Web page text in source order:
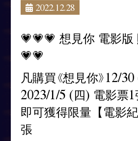
2022.12.28
💗💗💗 想見你 電影版
💗💗
凡購買《想見你》12/
2023/1/5 (四) 電影票1
即可獲得限量【電影
張